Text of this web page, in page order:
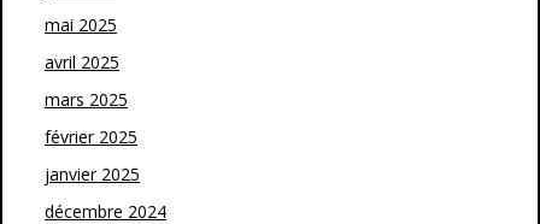
mai 2025
avril 2025
mars 2025
février 2025
janvier 2025
décembre 2024